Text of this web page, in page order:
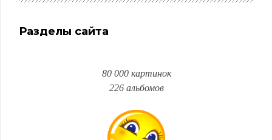
Разделы сайта
80 000 картинок
226 альбомов